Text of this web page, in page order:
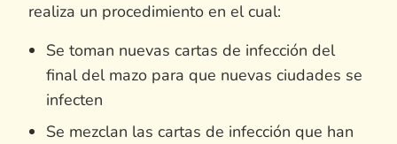
realiza un procedimiento en el cual:
Se toman nuevas cartas de infección del
final del mazo para que nuevas ciudades se
infecten
Se mezclan las cartas de infección que han